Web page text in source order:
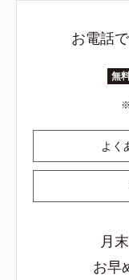
お電話
無
よく
月
お早